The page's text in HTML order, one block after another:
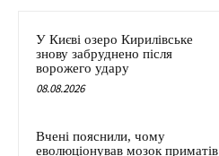
У Києві озеро Кирилівське
знову забруднено після
ворожего удару
08.08.2026
Вчені пояснили, чому
еволюціонував мозок приматів